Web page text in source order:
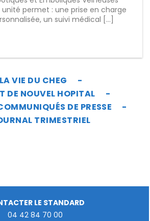
permet : une prise en charge
un suivi médical […]
LA VIE DU CHEG
DE NOUVEL HOPITAL
DE PRESSE
TRIMESTRIEL
LE STANDARD
04 42 84 70 00